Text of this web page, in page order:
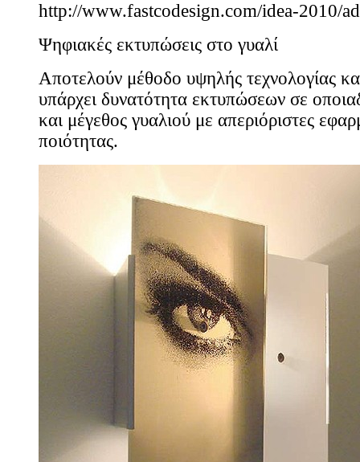
http://www.fastcodesign.com/idea-2010/
Ψηφιακές εκτυπώσεις στο γυαλί
Αποτελούν μέθοδο υψηλής τεχνολογίας
υπάρχει δυνατότητα εκτυπώσεων σε
και μέγεθος γυαλιού με απεριόριστες
ποιότητας.